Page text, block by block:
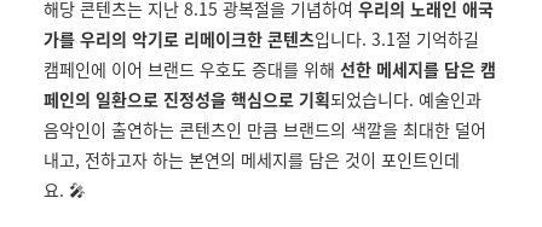
해당 콘텐츠는 지난 8.15 광복절을 기념하여 우리의 노래인 애국
가를 우리의 악기로 리메이크한 콘텐츠입니다. 3.1절 기억하길
캠페인에 이어 브랜드 우호도 증대를 위해 선한 메세지를 담은 캠
페인의 일환으로 진정성을 핵심으로 기획되었습니다. 예술인과
음악인이 출연하는 콘텐츠인 만큼 브랜드의 색깔을 최대한 덜어
내고, 전하고자 하는 본연의 메세지를 담은 것이 포인트인데
요. 🎤